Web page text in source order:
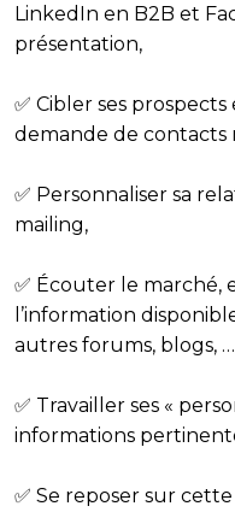
LinkedIn en B2B et
présentation,
✅ Cibler ses
demande de contacts
✅ Personnaliser sa
mailing,
✅ Écouter le marché,
l’information
autres forums, blogs, …
✅ Travailler ses «
informations
✅ Se reposer sur